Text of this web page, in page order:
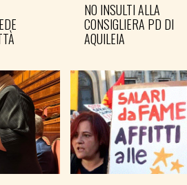
NO INSULTI ALLA
CONSIGLIERA PD DI
AQUILEIA